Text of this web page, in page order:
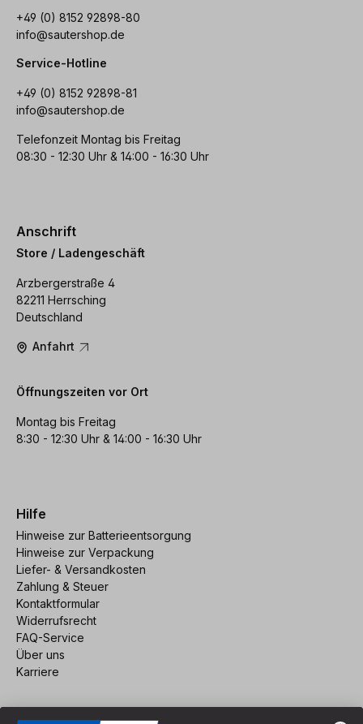
+49 (0) 8152 92898-80
info@sautershop.de
Service-Hotline
+49 (0) 8152 92898-81
info@sautershop.de
Telefonzeit Montag bis Freitag
08:30 - 12:30 Uhr & 14:00 - 16:30 Uhr
Anschrift
Store / Ladengeschäft
Arzbergerstraße 4
82211 Herrsching
Deutschland
Anfahrt
Öffnungszeiten vor Ort
Montag bis Freitag
8:30 - 12:30 Uhr & 14:00 - 16:30 Uhr
Hilfe
Hinweise zur Batterieentsorgung
Hinweise zur Verpackung
Liefer- & Versandkosten
Zahlung & Steuer
Kontaktformular
Widerrufsrecht
FAQ-Service
Über uns
Karriere